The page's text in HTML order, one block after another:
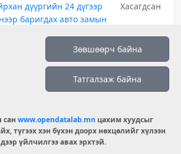
дүүргийн 24 дүгээр
баригдах авто замын
Хасагдсан
дүүргийн 26 хорооны
152 дугаар сургууль
замын зураг төсөл /СХД,
26 дугаар хороо/
Хасагдсан
зураг төсөл /БЗД, 2
дугаар хороо/
төв буудлаас 45-р
Зөвшөөрч байна
Татгалзаж байна
сан www.opendatalab.mn цахим хуудсыг
түгээх хэн бүхэн доорх нөхцөлийг хүлээн
үйлчилгээ авах эрхтэй.